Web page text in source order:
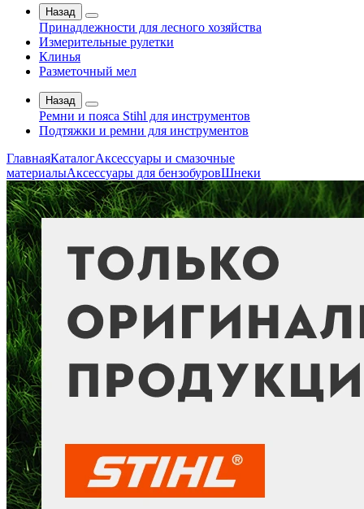
Назад
Принадлежности для лесного хозяйства
Измерительные рулетки
Клинья
Разметочный мел
Назад
Ремни и пояса Stihl для инструментов
Подтяжки и ремни для инструментов
ГлавнаяКаталогАксессуары и смазочные
материалыАксессуары для бензобуровШнеки